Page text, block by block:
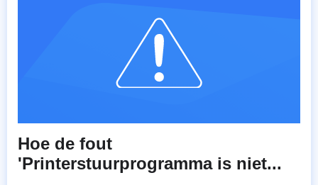
Hoe de fout
'Printerstuurprogramma is niet...